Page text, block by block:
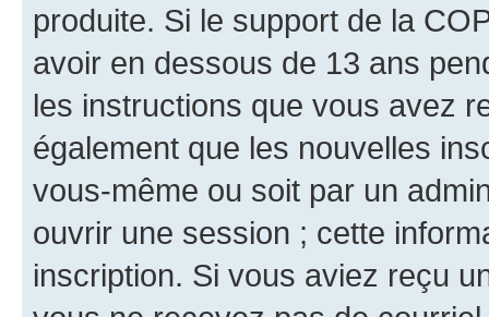
produite. Si le support de la
avoir en dessous de 13 ans
les instructions que vous avez
également que les nouvelles
vous-même ou soit par un
ouvrir une session ; cette
inscription. Si vous aviez reçu